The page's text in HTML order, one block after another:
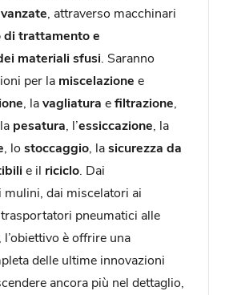
, attraverso macchinari
di trattamento e
materiali sfusi. Saranno
per la miscelazione e
, lavagliatura efiltrazione,
pesatura, l’essiccazione, la
, lo stoccaggio, lasicurezza da
e il riciclo. Dai
dai miscelatori ai
pneumatici alle
è offrire una
delle ultime innovazioni
ancora più nel dettaglio,